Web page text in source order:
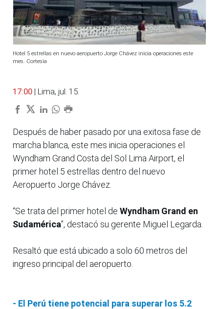
Hotel 5 estrellas en nuevo aeropuerto Jorge Chávez inicia operaciones este
mes. Cortesía
17:00 | Lima, jul. 15.
Después de haber pasado por una exitosa fase de
marcha blanca, este mes inicia operaciones el
Wyndham Grand Costa del Sol Lima Airport, el
primer hotel 5 estrellas dentro del nuevo
Aeropuerto Jorge Chávez.
“Se trata del primer hotel de Wyndham Grand en
Sudamérica”, destacó su gerente Miguel Legarda.
Resaltó que está ubicado a solo 60 metros del
ingreso principal del aeropuerto.
- El Perú tiene potencial para superar los 5.2